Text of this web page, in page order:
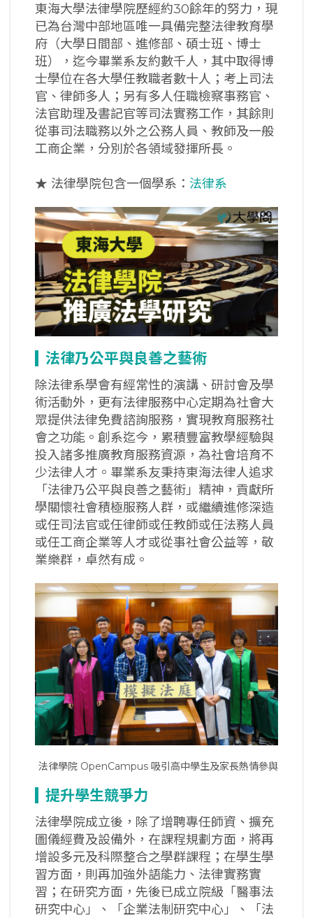
東海大學法律學院歷經約30餘年的努力，現
已為台灣中部地區唯一具備完整法律教育學
府（大學日間部、進修部、碩士班、博士
班），迄今畢業系友約數千人，其中取得博
士學位在各大學任教職者數十人；考上司法
官、律師多人；另有多人任職檢察事務官、
法官助理及書記官等司法實務工作，其餘則
從事司法職務以外之公務人員、教師及一般
工商企業，分別於各領域發揮所長。
★ 法律學院包含一個學系： 法律系
法律乃公平與良善之藝術
除法律系學會有經常性的演講、研討會及學
術活動外，更有法律服務中心定期為社會大
眾提供法律免費諮詢服務，實現教育服務社
會之功能。創系迄今，累積豐富教學經驗與
投入諸多推廣教育服務資源，為社會培育不
少法律人才。畢業系友秉持東海法律人追求
「法律乃公平與良善之藝術」精神，貢獻所
學關懷社會積極服務人群，或繼續進修深造
或任司法官或任律師或任教師或任法務人員
或任工商企業等人才或從事社會公益等，敬
業樂群，卓然有成。
法律學院 OpenCampus 吸引高中學生及家長熱情參與
提升學生競爭力
法律學院成立後，除了增聘專任師資、擴充
圖儀經費及設備外，在課程規劃方面，將再
增設多元及科際整合之學群課程；在學生學
習方面，則再加強外語能力、法律實務實
習；在研究方面，先後已成立院級「醫事法
研究中心」、「企業法制研究中心」、「法